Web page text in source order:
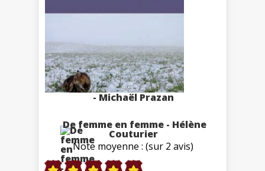
- Michaël Prazan
De femme en femme - Hélène
Couturier
Note moyenne : (sur 2 avis)